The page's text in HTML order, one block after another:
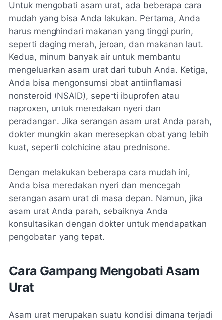
Untuk mengobati asam urat, ada beberapa cara
mudah yang bisa Anda lakukan. Pertama, Anda
harus menghindari makanan yang tinggi purin,
seperti daging merah, jeroan, dan makanan laut.
Kedua, minum banyak air untuk membantu
mengeluarkan asam urat dari tubuh Anda. Ketiga,
Anda bisa mengonsumsi obat antiinflamasi
nonsteroid (NSAID), seperti ibuprofen atau
naproxen, untuk meredakan nyeri dan
peradangan. Jika serangan asam urat Anda parah,
dokter mungkin akan meresepkan obat yang lebih
kuat, seperti colchicine atau prednisone.
Dengan melakukan beberapa cara mudah ini,
Anda bisa meredakan nyeri dan mencegah
serangan asam urat di masa depan. Namun, jika
asam urat Anda parah, sebaiknya Anda
konsultasikan dengan dokter untuk mendapatkan
pengobatan yang tepat.
Cara Gampang Mengobati Asam
Urat
Asam urat merupakan suatu kondisi dimana terjadi